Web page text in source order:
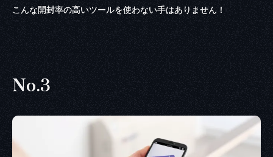
こんな開封率の高いツールを使わない手はありません！
No.3